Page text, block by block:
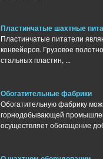
Пластинчатые шахтные
Пластинчатые питатели
конвейеров. Грузовое
стальных пластин, ...
Обогатительные фабрики
Обогатительную фабрику
горнодобывающей
осуществляет обогащение